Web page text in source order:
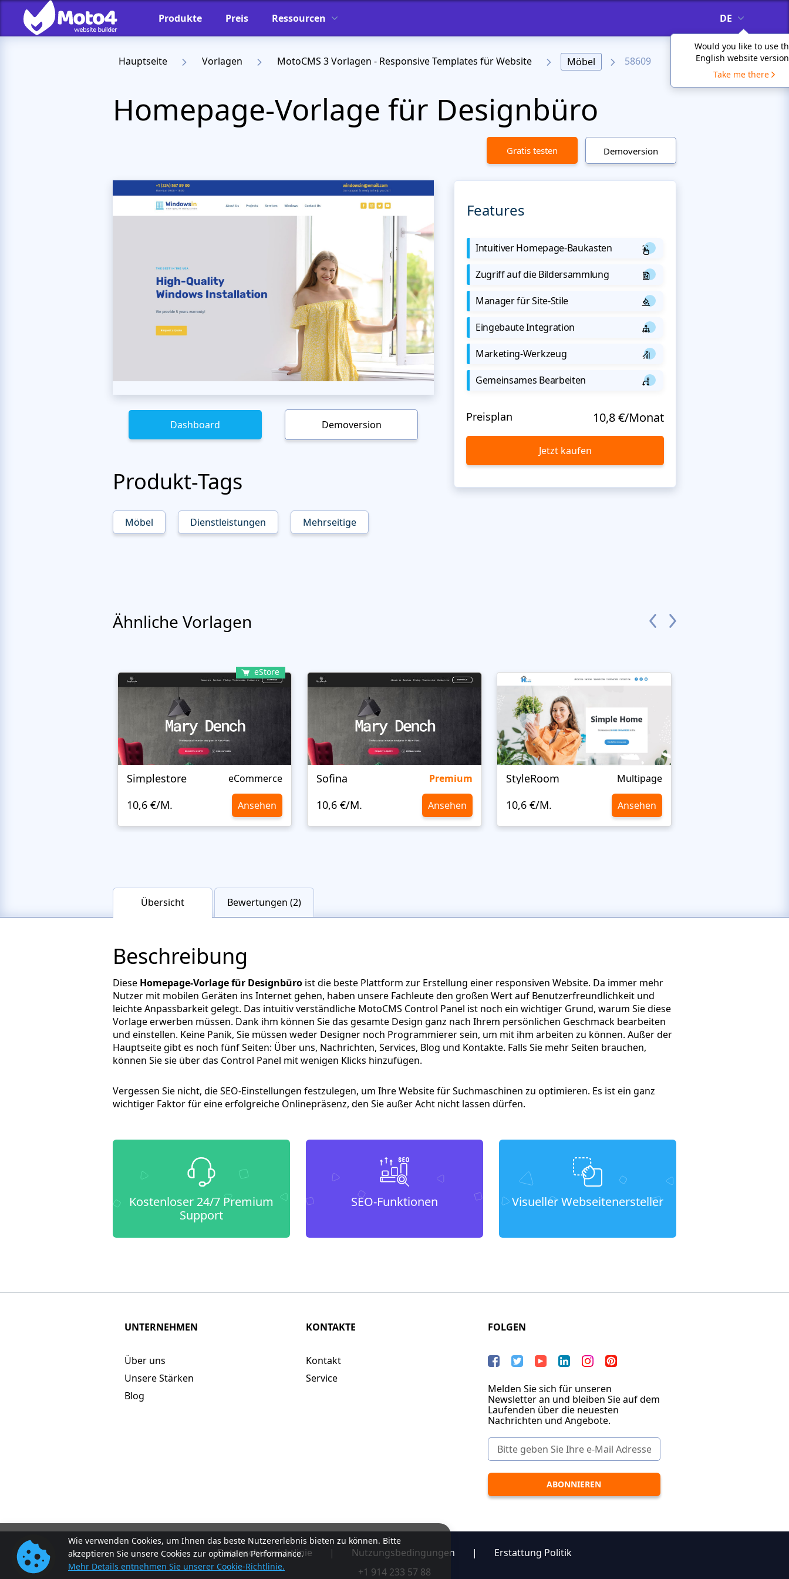
Produkte Preis Ressourcen DE
Would you like to use
English website
Take me there
Hauptseite Vorlagen MotoCMS 3 Vorlagen - Responsive Templates für Website Möbel 58609
Homepage-Vorlage für Designbüro
Gratis testen Demoversion
Dashboard Demoversion
Produkt-Tags
Möbel Dienstleistungen Mehrseitige
Features
Intuitiver Homepage-Baukasten
Zugriff auf die Bildersammlung
Manager für Site-Stile
Eingebaute Integration
Marketing-Werkzeug
Gemeinsames Bearbeiten
Preisplan 10,8 €/Monat
Jetzt kaufen
Ähnliche Vorlagen
eStore
Simplestore eCommerce
10,6 €/M. Ansehen
Sofina Premium
10,6 €/M. Ansehen
StyleRoom Multipage
10,6 €/M. Ansehen
Übersicht Bewertungen (2)
Beschreibung
Diese Homepage-Vorlage für Designbüro ist die beste Plattform zur Erstellung einer responsiven Website. Da immer mehr
Nutzer mit mobilen Geräten ins Internet gehen, haben unsere Fachleute den großen Wert auf Benutzerfreundlichkeit und
leichte Anpassbarkeit gelegt. Das intuitiv verständliche MotoCMS Control Panel ist noch ein wichtiger Grund, warum Sie diese
Vorlage erwerben müssen. Dank ihm können Sie das gesamte Design ganz nach Ihrem persönlichen Geschmack bearbeiten
und einstellen. Keine Panik, Sie müssen weder Designer noch Programmierer sein, um mit ihm arbeiten zu können. Außer der
Hauptseite gibt es noch fünf Seiten: Über uns, Nachrichten, Services, Blog und Kontakte. Falls Sie mehr Seiten brauchen,
können Sie sie über das Control Panel mit wenigen Klicks hinzufügen.
Vergessen Sie nicht, die SEO-Einstellungen festzulegen, um Ihre Website für Suchmaschinen zu optimieren. Es ist ein ganz
wichtiger Faktor für eine erfolgreiche Onlinepräsenz, den Sie außer Acht nicht lassen dürfen.
Kostenloser 24/7 Premium
Support
SEO-Funktionen Visueller Webseitenersteller
Wie verwenden Cookies, um Ihnen das beste Nutzererlebnis bieten zu können. Bitte
akzeptieren Sie unsere Cookies zur optimalen Performance.
Mehr Details entnehmen Sie unserer Cookie-Richtlinie.
UNTERNEHMEN
Über uns
Unsere Stärken
Blog
KONTAKTE
Kontakt
Service
FOLGEN
Melden Sie sich für unseren
Newsletter an und bleiben Sie auf dem
Laufenden über die neuesten
Nachrichten und Angebote.
Datenschutzrichtlinie | Nutzungsbedingungen |
Erstattung Politik
+1 914 233 57 88